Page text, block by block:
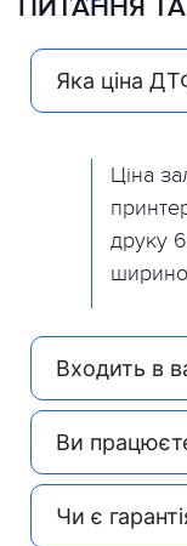
ПИТАННЯ ТА
Яка ціна
Ціна
друку
Входить в
Ви
Чи є